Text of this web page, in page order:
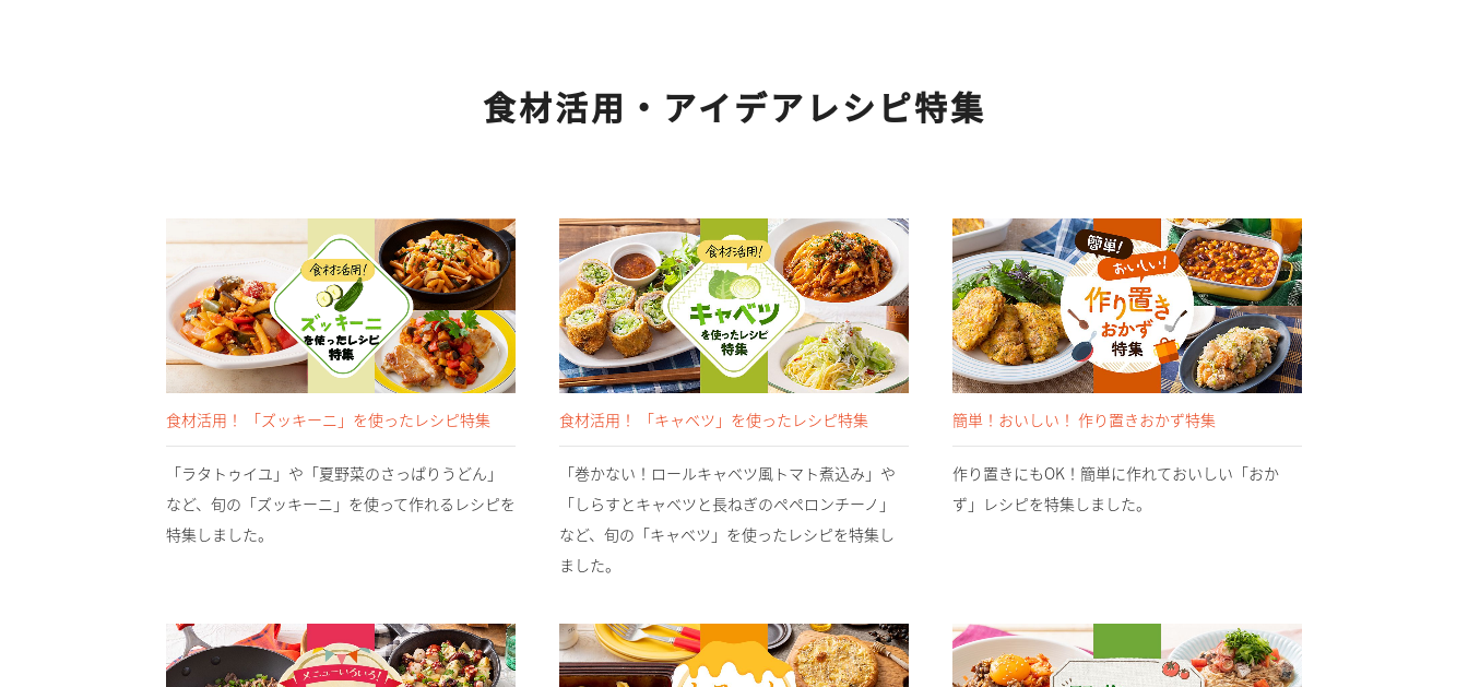
食材活用・アイデアレシピ特集
食材活用！ 「ズッキーニ」を使ったレシピ特集
「ラタトゥイユ」や「夏野菜のさっぱりうどん」
など、旬の「ズッキーニ」を使って作れるレシピを
特集しました。
食材活用！ 「キャベツ」を使ったレシピ特集
「巻かない！ロールキャベツ風トマト煮込み」や
「しらすとキャベツと長ねぎのペペロンチーノ」
など、旬の「キャベツ」を使ったレシピを特集し
ました。
簡単！おいしい！ 作り置きおかず特集
作り置きにもOK！簡単に作れておいしい「おか
ず」レシピを特集しました。